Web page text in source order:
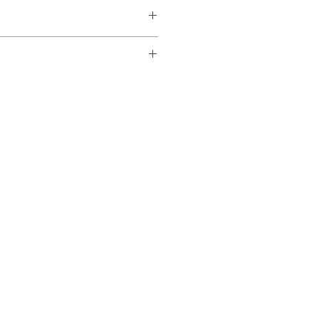
Auswahl hochwertiger
und Sorgfalt verarbeiten sie
in Polen und zu
Türkei produziert. Durch die
der engen Bindung zu den
und keine